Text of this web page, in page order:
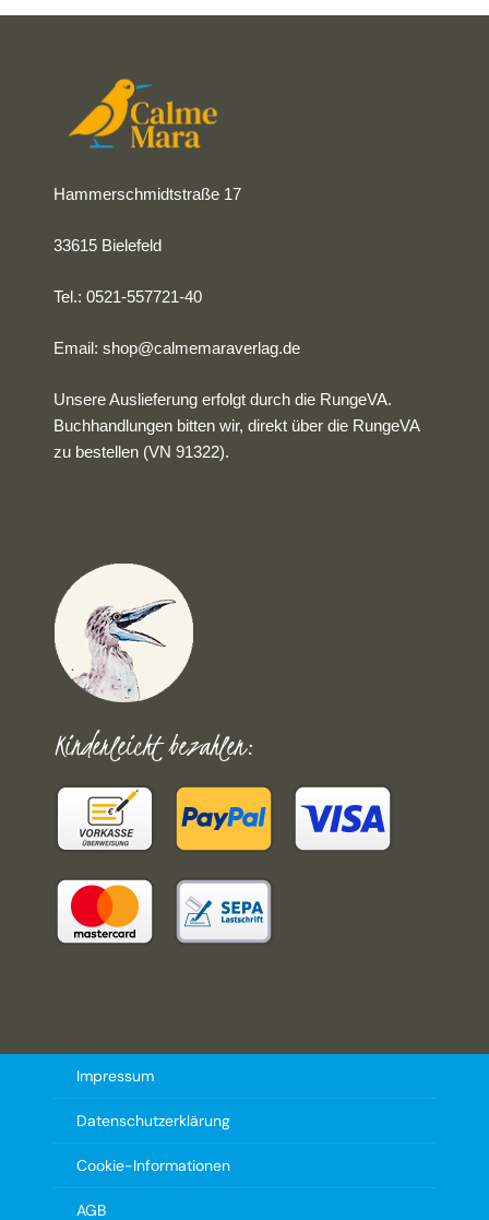
Hammerschmidtstraße 17
33615 Bielefeld
Tel.: 0521-557721-40
Email:shop@calmemaraverlag.de
Unsere Auslieferung erfolgt durch die RungeVA.
Buchhandlungen bitten wir, direkt über die RungeVA
zu bestellen (VN 91322).
Kinderleicht bezahlen:
Impressum
Datenschutzerklärung
Cookie-Informationen
AGB